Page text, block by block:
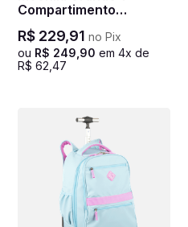
Compartimento
Notebook 15,6 Sestini
Hydroblock Work -
Preto
R$ 229,91 no Pix
ou R$ 249 90 em 4x de
R$ 62 47